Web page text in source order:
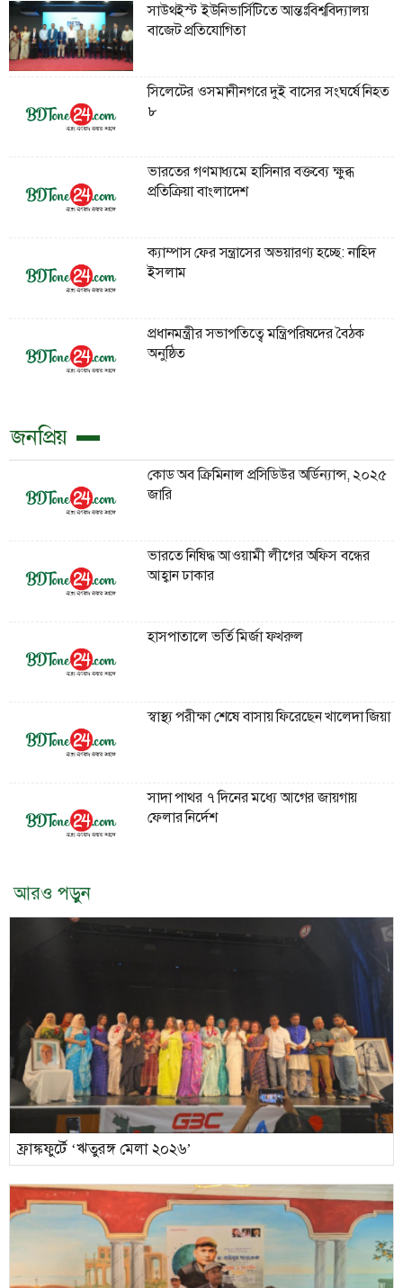
সাউথইস্ট ইউনিভার্সিটিতে আন্তঃবিশ্ববিদ্যালয়
বাজেট প্রতিযোগিতা
সিলেটের ওসমানীনগরে দুই বাসের সংঘর্ষে নিহত
৮
ভারতের গণমাধ্যমে হাসিনার বক্তব্যে ক্ষুব্ধ
প্রতিক্রিয়া বাংলাদেশ
ক্যাম্পাস ফের সন্ত্রাসের অভয়ারণ্য হচ্ছে: নাহিদ
ইসলাম
প্রধানমন্ত্রীর সভাপতিত্বে মন্ত্রিপরিষদের বৈঠক
অনুষ্ঠিত
জনপ্রিয়
কোড অব ক্রিমিনাল প্রসিডিউর অর্ডিন্যান্স, ২০২৫
জারি
ভারতে নিষিদ্ধ আওয়ামী লীগের অফিস বন্ধের
আহ্বান ঢাকার
হাসপাতালে ভর্তি মির্জা ফখরুল
স্বাস্থ্য পরীক্ষা শেষে বাসায় ফিরেছেন খালেদা জিয়া
সাদা পাথর ৭ দিনের মধ্যে আগের জায়গায়
ফেলার নির্দেশ
আরও পড়ুন
ফ্রাঙ্কফুর্টে ‘ঋতুরঙ্গ মেলা ২০২৬’